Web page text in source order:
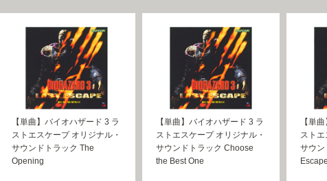
【単曲】バイオハザード 3 ラ
ストエスケープ オリジナル・
サウンドトラック The
Opening
【単曲】バイオハザード 3 ラ
ストエスケープ オリジナル・
サウンドトラック Choose
the Best One
【単
スト
サウン
Escape